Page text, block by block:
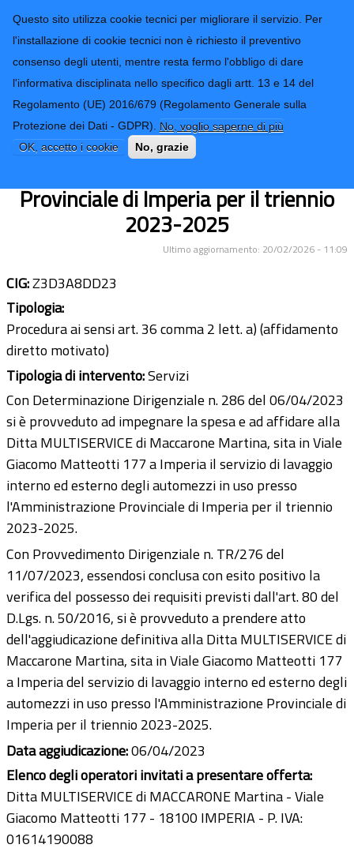
Questo sito utilizza cookie tecnici per migliorare il servizio. Per
l'installazione di cookie tecnici non è richiesto il preventivo
consenso degli utenti, mentre resta fermo l'obbligo di dare
l'informativa disciplinata nello specifico dagli artt. 13 e 14 del
Regolamento (UE) 2016/679 (Regolamento Generale sulla
Protezione dei Dati - GDPR). No, voglio saperne di più
OK, accetto i cookie
No, grazie
Provincia di
Imperia
CONTATTI-URP
TRASPARENZA
Form di ricerca
Affidamento del servizio di lavaggi
interni ed esterni degli automezzi in
Provinciale di Imperia per il triennio
2023-2025
Ultimo aggiornamento: 20/02/2026 - 11:09
CIG:Z3D3A8DD23
Tipologia:
Procedura ai sensi art. 36 comma 2 lett. a) (affidamento
diretto motivato)
Tipologia di intervento:Servizi
Con Determinazione Dirigenziale n. 286 del 06/04/2023
si è provveduto ad impegnare la spesa e ad affidare alla
Ditta MULTISERVICE di Maccarone Martina, sita in Viale
Giacomo Matteotti 177 a Imperia il servizio di lavaggio
interno ed esterno degli automezzi in uso presso
l'Amministrazione Provinciale di Imperia per il triennio
2023-2025.
Con Provvedimento Dirigenziale n. TR/276 del
11/07/2023, essendosi conclusa con esito positivo la
verifica del possesso dei requisiti previsti dall'art. 80 del
D.Lgs. n. 50/2016, si è provveduto a prendere atto
dell'aggiudicazione definitiva alla Ditta MULTISERVICE di
Maccarone Martina, sita in Viale Giacomo Matteotti 177
a Imperia del servizio di lavaggio interno ed esterno degli
automezzi in uso presso l'Amministrazione Provinciale di
Imperia per il triennio 2023-2025.
Data aggiudicazione:06/04/2023
Elenco degli operatori invitati a presentare offerta:
Ditta MULTISERVICE di MACCARONE Martina - Viale
Giacomo Matteotti 177 - 18100 IMPERIA - P. IVA:
01614190088